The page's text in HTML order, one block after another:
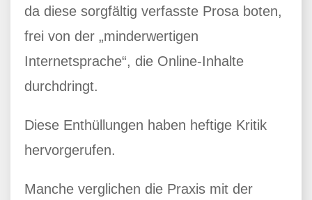
da diese sorgfältig verfasste Prosa boten,
frei von der „minderwertigen
Internetsprache“, die Online-Inhalte
durchdringt.
Diese Enthüllungen haben heftige Kritik
hervorgerufen.
Manche verglichen die Praxis mit der